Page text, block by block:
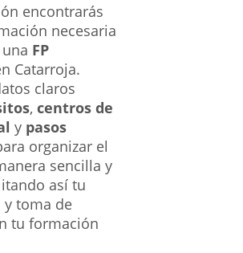
encontrarás
necesaria
FP
Catarroja.
claros
, centros de
y pasos
organizar el
sencilla y
así tu
toma de
tu formación